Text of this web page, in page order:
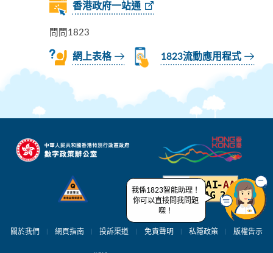
香港政府一站通
問問1823
網上表格 1823流動應用程式
關於我們 網頁指南 投訴渠道 免責聲明 私隱政策 版權告示
我係1823智能助理！
你可以直接問我問題
㗎！